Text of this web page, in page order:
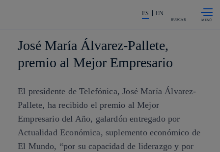
La acción en accionistas e
ES EN
BUSCAR
José María Álvarez-Pallete,
premio al Mejor Empresario
El presidente de Telefónica, José María Álvarez-
Pallete, ha recibido el premio al Mejor
Empresario del Año, galardón entregado por
Actualidad Económica, suplemento económico de
El Mundo, “por su capacidad de liderazgo y por